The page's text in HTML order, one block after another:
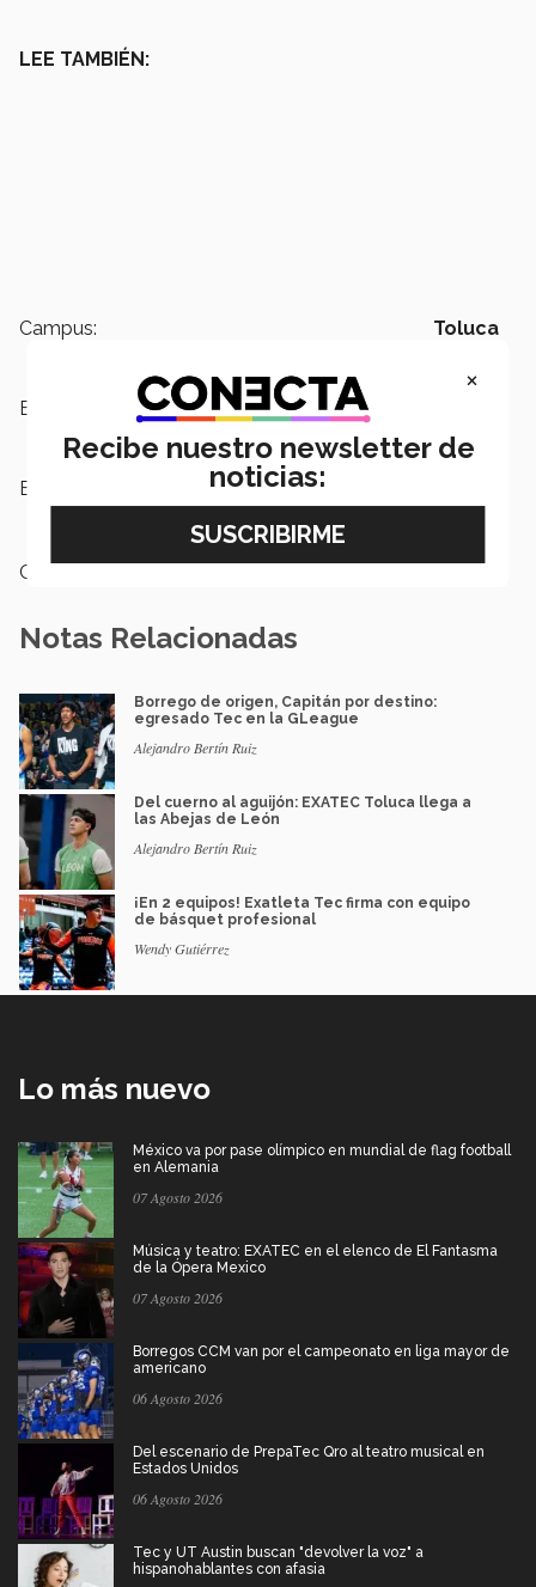
LEE TAMBIÉN:
Campus: Toluca
Escuelas:
Etiquetas: futbol americano,
Campeonatos
Categoría:
Notas Relacionadas
Borrego de origen, Capitán por destino:
egresado Tec en la GLeague
Alejandro Bertín Ruiz
Del cuerno al aguijón: EXATEC Toluca llega a
las Abejas de León
Alejandro Bertín Ruiz
¡En 2 equipos! Exatleta Tec firma con equipo
de básquet profesional
Wendy Gutiérrez
Lo más nuevo
México va por pase olímpico en mundial de flag football
en Alemania
07 Agosto 2026
Música y teatro: EXATEC en el elenco de El Fantasma
de la Ópera Mexico
07 Agosto 2026
Borregos CCM van por el campeonato en liga mayor de
americano
06 Agosto 2026
Del escenario de PrepaTec Qro al teatro musical en
Estados Unidos
06 Agosto 2026
Tec y UT Austin buscan "devolver la voz" a
hispanohablantes con afasia
×
Recibe nuestro newsletter de
noticias: